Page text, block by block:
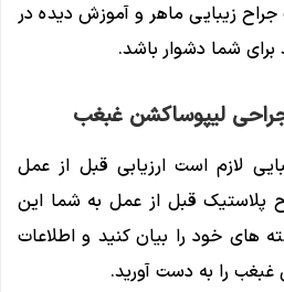
زیبایی ماهر و آموزش دیده در
شما دشوار باشد.
لیپوساکشن غبغب
لازم است ارزیابی قبل از عمل
پلاستیک قبل از عمل به شما این
های خود را بیان کنید و اطلاعات
غبغب را به دست آورید.